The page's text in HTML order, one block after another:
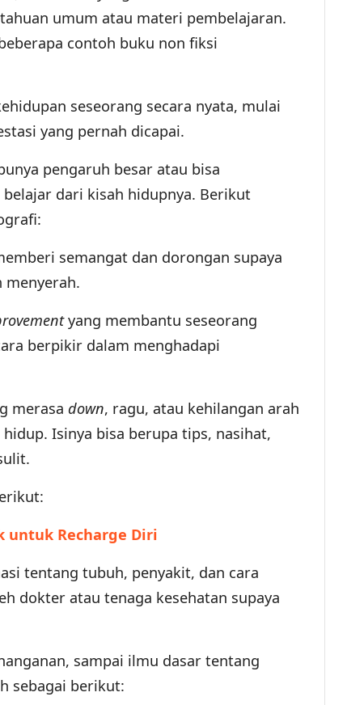
umum atau materi pembelajaran.
contoh buku non fiksi
seseorang secara nyata, mulai
yang pernah dicapai.
pengaruh besar atau bisa
dari kisah hidupnya. Berikut
semangat dan dorongan supaya
menyerah.
yang membantu seseorang
berpikir dalam menghadapi
merasa down, ragu, atau kehilangan arah
Isinya bisa berupa tips, nasihat,
untuk Recharge Diri
tentang tubuh, penyakit, dan cara
dokter atau tenaga kesehatan supaya
sampai ilmu dasar tentang
sebagai berikut: